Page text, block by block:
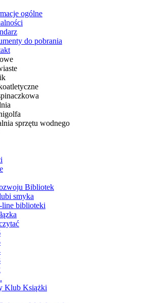
ogólne
do pobrania
sprzętu wodnego
Bibliotek
smyka
line biblioteki
Klub Książki